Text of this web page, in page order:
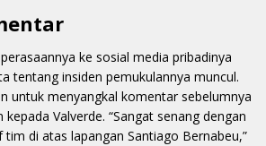
ke sosial media pribadinya
tentang insiden pemukulannya muncul.
untuk menyangkal komentar sebelumnya
Valverde. “Sangat senang dengan
di atas lapangan Santiago Bernabeu,”